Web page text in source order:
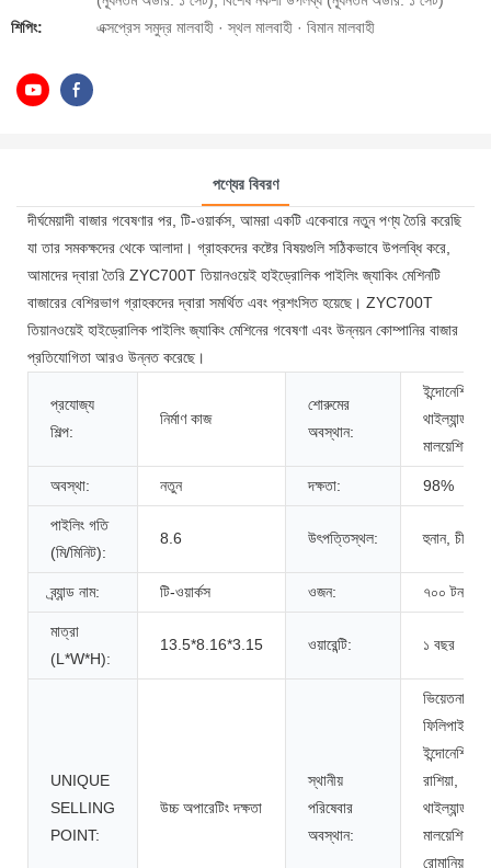
শিপিং:
এক্সপ্রেস সমুদ্র মালবাহী · স্থল মালবাহী · বিমান মালবাহী
পণ্যের বিবরণ
দীর্ঘমেয়াদী বাজার গবেষণার পর, টি-ওয়ার্কস, আমরা একটি একেবারে নতুন পণ্য তৈরি করেছি
যা তার সমকক্ষদের থেকে আলাদা। গ্রাহকদের কষ্টের বিষয়গুলি সঠিকভাবে উপলব্ধি করে,
আমাদের দ্বারা তৈরি ZYC700T তিয়ানওয়েই হাইড্রোলিক পাইলিং জ্যাকিং মেশিনটি
বাজারের বেশিরভাগ গ্রাহকদের দ্বারা সমর্থিত এবং প্রশংসিত হয়েছে। ZYC700T
তিয়ানওয়েই হাইড্রোলিক পাইলিং জ্যাকিং মেশিনের গবেষণা এবং উন্নয়ন কোম্পানির বাজার
প্রতিযোগিতা আরও উন্নত করেছে।
প্রযোজ্য
শিল্প:
নির্মাণ কাজ
শোরুমের
অবস্থান:
ইন্দোনেশিয়া,
থাইল্যান্ড,
মালয়েশিয়া
অবস্থা: নতুন দক্ষতা: 98%
পাইলিং গতি
(মি/মিনিট):
8.6 উৎপত্তিস্থল: হুনান, চীন
ব্র্যান্ড নাম: টি-ওয়ার্কস ওজন: ৭০০ টন
মাত্রা
(L*W*H):
13.5*8.16*3.15 ওয়ারেন্টি: ১ বছর
UNIQUE
SELLING
POINT:
উচ্চ অপারেটিং দক্ষতা
স্থানীয়
পরিষেবার
অবস্থান:
ভিয়েতনাম,
ফিলিপাইন,
ইন্দোনেশিয়া,
রাশিয়া,
থাইল্যান্ড,
মালয়েশিয়া,
রোমানিয়া,